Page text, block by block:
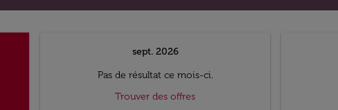
sept. 2026
Pas de résultat ce mois-ci.
Trouver des offres